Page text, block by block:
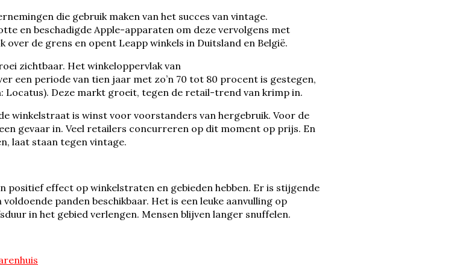
die gebruik maken van het succes van vintage.
en beschadigde Apple-apparaten om deze vervolgens met
de grens en opent Leapp winkels in Duitsland en België.
zichtbaar. Het winkeloppervlak van
een periode van tien jaar met zo’n 70 tot 80 procent is gestegen,
Locatus). Deze markt groeit, tegen de retail-trend van krimp in.
winkelstraat is winst voor voorstanders van hergebruik. Voor de
gevaar in. Veel retailers concurreren op dit moment op prijs. En
laat staan tegen vintage.
positief effect op winkelstraten en gebieden hebben. Er is stijgende
panden beschikbaar. Het is een leuke aanvulling op
in het gebied verlengen. Mensen blijven langer snuffelen.